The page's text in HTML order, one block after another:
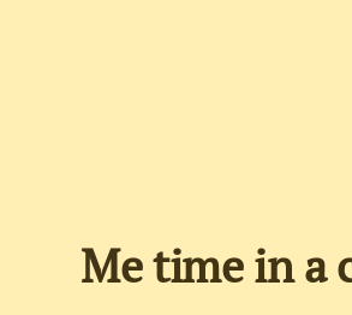
Me time in a